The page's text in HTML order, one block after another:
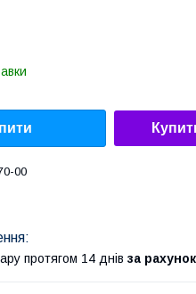
00
протягом 14 днів за